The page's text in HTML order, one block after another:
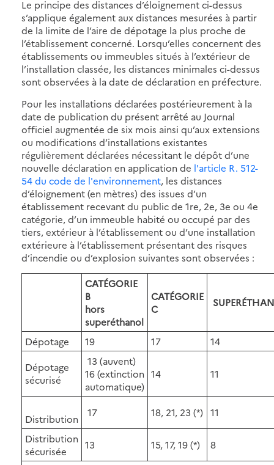
Le principe des distances d’éloignement ci-dessus
s’applique également aux distances mesurées à partir
de la limite de l’aire de dépotage la plus proche de
l’établissement concerné. Lorsqu’elles concernent des
établissements ou immeubles situés à l’extérieur de
l’installation classée, les distances minimales ci-dessus
sont observées à la date de déclaration en préfecture.
Pour les installations déclarées postérieurement à la
date de publication du présent arrêté au Journal
officiel augmentée de six mois ainsi qu’aux extensions
ou modifications d’installations existantes
régulièrement déclarées nécessitant le dépôt d’une
nouvelle déclaration en application de l'article R. 512-
54 du code de l'environnement, les distances
d’éloignement (en mètres) des issues d’un
établissement recevant du public de 1re, 2e, 3e ou 4e
catégorie, d’un immeuble habité ou occupé par des
tiers, extérieur à l’établissement ou d’une installation
extérieure à l’établissement présentant des risques
d’incendie ou d’explosion suivantes sont observées :
CATÉGORIE
B
hors
superéthanol
CATÉGORIE
C
Dépotage 19 17
14
Dépotage
sécurisé
13 (auvent)
16 (extinction
automatique)
14 11
Distribution
17 18, 21, 23 (*) 11
Distribution
sécurisée
13 15, 17, 19 (*) 8